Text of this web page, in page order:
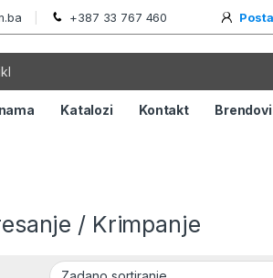
+387 33 767 460
Katalozi Kontakt Brendovi
/ Krimpanje